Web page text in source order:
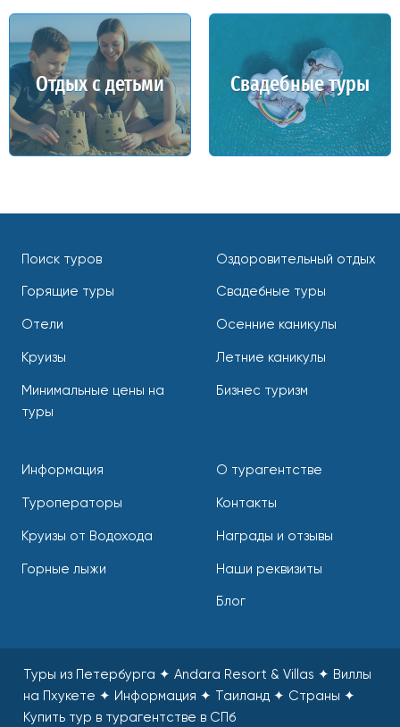
Отдых с детьми Свадебные туры
Поиск туров
Горящие туры
Отели
Круизы
Минимальные цены на
туры
Оздоровительный отдых
Свадебные туры
Осенние каникулы
Летние каникулы
Бизнес туризм
Информация
Туроператоры
Круизы от Водохода
Горные лыжи
О турагентстве
Контакты
Награды и отзывы
Наши реквизиты
Блог
Туры из Петербурга ✦ Andara Resort & Villas ✦ Виллы
на Пхукете ✦ Информация ✦ Таиланд ✦ Страны ✦
Купить тур в турагентстве в СПб